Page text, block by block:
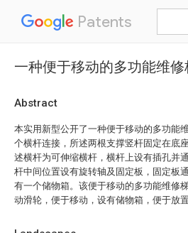
Patents
一种便于移动的多功能维修
Abstract
本实用新型公开了一种便于移动的多功能
个横杆连接，所述两根支撑竖杆固定在底
述横杆为可伸缩横杆，横杆上设有插孔并
杆中间位置设有旋转轴及固定板，固定板
有一个储物箱。该便于移动的多功能维修
动滑轮，便于移动，设有储物箱，便于放置